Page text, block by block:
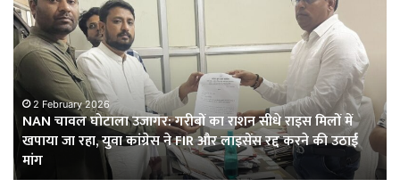
चावल
घोटाला
उजागर:
गरीबों
राशन
सीधे
राइस
मिलों
में
2 February 2026
NAN चावल घोटाला उजागर: गरीबों का राशन सीधे राइस मिलों में
खपाया जा रहा, युवा कांग्रेस ने FIR और लाइसेंस रद्द करने की उठाई
मांग
में
में
दो